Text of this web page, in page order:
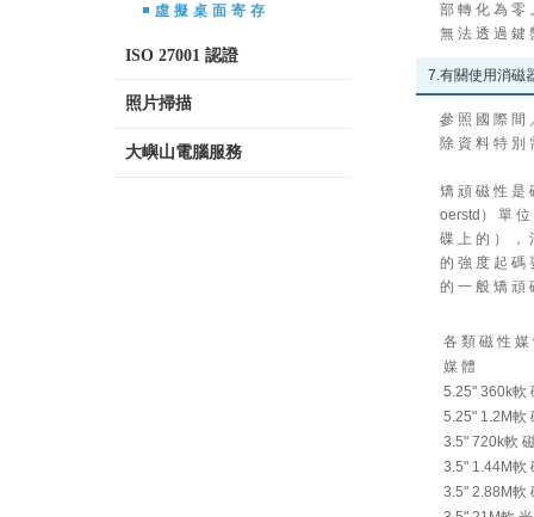
虛擬桌面寄存
ISO 27001 認證
照片掃描
大嶼山電腦服務
部 轉 化 為 零
無 法 透 過 鍵
7.有關使用消磁
參 照 國 際 間
除 資 料 特 別
矯 頑 磁 性 是
oerstd） 單 位
碟 上 的 ） ，
的 強 度 起 碼
的 一 般 矯 頑
各 類 磁 性 媒
媒 體
5.25" 360k軟
5.25" 1.2M軟
3.5" 720k軟
3.5" 1.44M軟
3.5" 2.88M軟